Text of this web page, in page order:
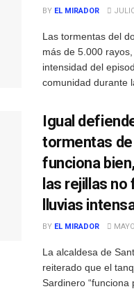
BY EL MIRADOR
Las tormentas del
más de 5.000
intensidad del
comunidad durante
Igual
tormentas de
funciona
las rejillas
lluvias
BY EL MIRADOR
La alcaldesa de
reiterado que el
Sardinero “funciona